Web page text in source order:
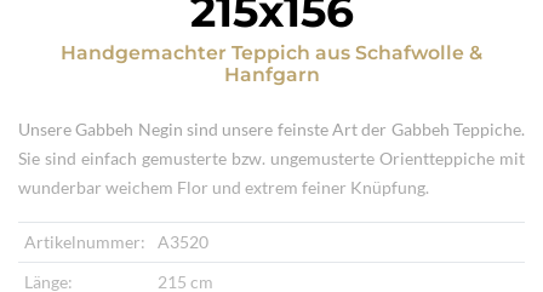
215x156
Handgemachter Teppich aus Schafwolle &
Hanfgarn
Unsere Gabbeh Negin sind unsere feinste Art der Gabbeh Teppiche.
Sie sind einfach gemusterte bzw. ungemusterte Orientteppiche mit
wunderbar weichem Flor und extrem feiner Knüpfung.
Artikelnummer:
A3520
Länge:
215 cm